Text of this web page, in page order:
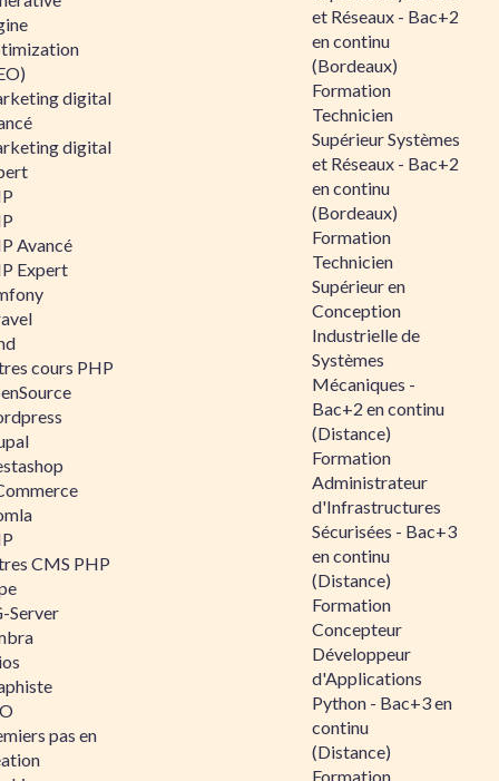
digital
digital
Avancé
Expert
cours PHP
CMS PHP
Server
pas en
et Réseaux - Bac+2
en continu
(Bordeaux)
Formation
Technicien
Supérieur Systèmes
et Réseaux - Bac+2
en continu
(Bordeaux)
Formation
Technicien
Supérieur en
Conception
Industrielle de
Systèmes
Mécaniques -
Bac+2 en continu
(Distance)
Formation
Administrateur
d'Infrastructures
Sécurisées - Bac+3
en continu
(Distance)
Formation
Concepteur
Développeur
d'Applications
Python - Bac+3 en
continu
(Distance)
Formation